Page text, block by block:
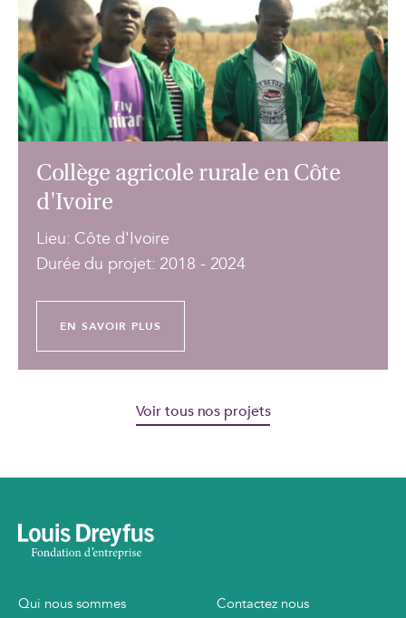
Collège agricole rurale en Côte
d'Ivoire
Lieu: Côte d'Ivoire
Durée du projet: 2018 - 2024
EN SAVOIR PLUS
Voir tous nos projets
Qui nous sommes Contactez nous